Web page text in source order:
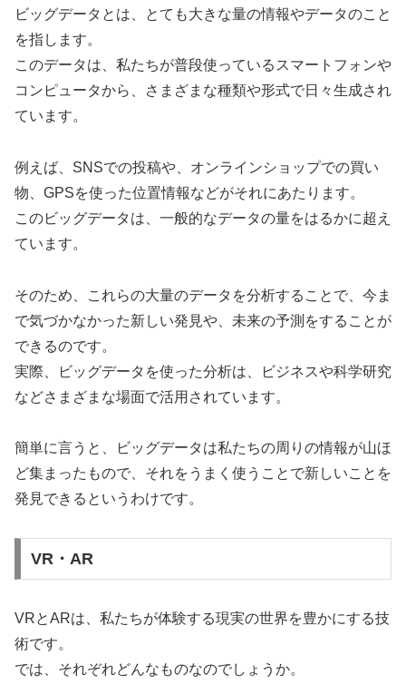
ビッグデータとは、とても大きな量の情報やデータのこと
を指します。
このデータは、私たちが普段使っているスマートフォンや
コンピュータから、さまざまな種類や形式で日々生成され
ています。
例えば、SNSでの投稿や、オンラインショップでの買い
物、GPSを使った位置情報などがそれにあたります。
このビッグデータは、一般的なデータの量をはるかに超え
ています。
そのため、これらの大量のデータを分析することで、今ま
で気づかなかった新しい発見や、未来の予測をすることが
できるのです。
実際、ビッグデータを使った分析は、ビジネスや科学研究
などさまざまな場面で活用されています。
簡単に言うと、ビッグデータは私たちの周りの情報が山ほ
ど集まったもので、それをうまく使うことで新しいことを
発見できるというわけです。
VR・AR
VRとARは、私たちが体験する現実の世界を豊かにする技
術です。
では、それぞれどんなものなのでしょうか。